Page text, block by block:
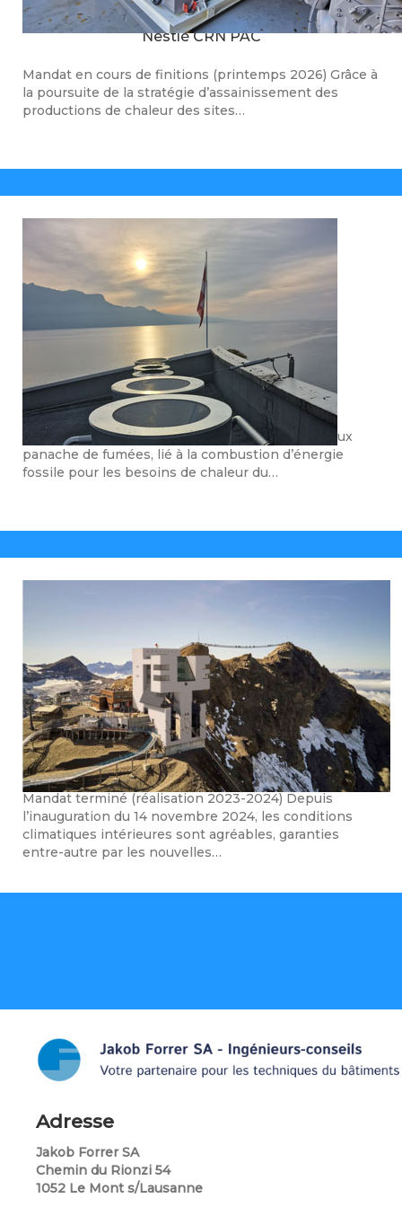
Nestlé CRN PAC
Mandat en cours de finitions (printemps 2026) Grâce à
la poursuite de la stratégie d’assainissement des
productions de chaleur des sites…
Nestlé Vevey PAC A
Mandat terminé (réalisation 2024-2025) Le fameux
panache de fumées, lié à la combustion d’énergie
fossile pour les besoins de chaleur du…
Glacier 3000
Mandat terminé (réalisation 2023-2024) Depuis
l’inauguration du 14 novembre 2024, les conditions
climatiques intérieures sont agréables, garanties
entre-autre par les nouvelles…
Adresse
Jakob Forrer SA
Chemin du Rionzi 54
1052 Le Mont s/Lausanne